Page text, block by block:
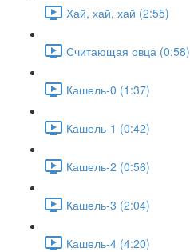
Хай, хай, хай (2:55)
Считающая овца (0:58)
Кашель-0 (1:37)
Кашель-1 (0:42)
Кашель-2 (0:56)
Кашель-3 (2:04)
Кашель-4 (4:20)